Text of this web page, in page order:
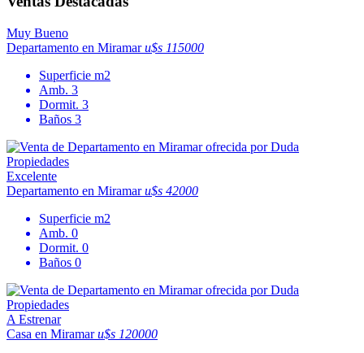
Muy Bueno
Departamento en Miramaru$s 115000
Superficie m2
Amb. 3
Dormit. 3
Baños 3
Excelente
Departamento en Miramaru$s 42000
Superficie m2
Amb. 0
Dormit. 0
Baños 0
A Estrenar
Casa en Miramaru$s 120000